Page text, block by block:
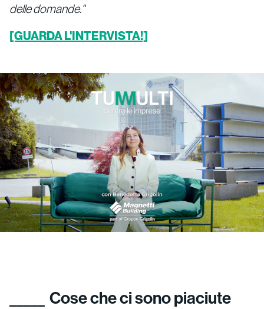
delle domande."
[GUARDA L'INTERVISTA!]
Cose che ci sono piaciute